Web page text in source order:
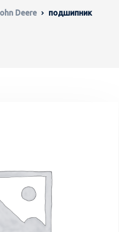
Deere подшипник